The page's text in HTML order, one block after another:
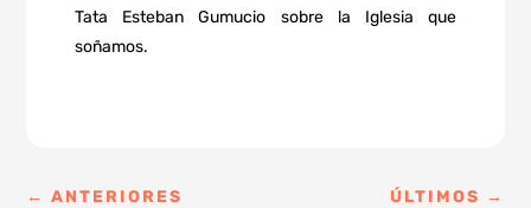
Tata Esteban Gumucio sobre la Iglesia que
soñamos.
←ANTERIORES ÚLTIMOS →